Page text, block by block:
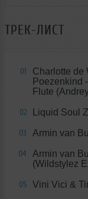
ТРЕК-ЛИСТ
01
Charlotte de
Poezenkind
Flute
02 Liquid Soul
03 Armin van
04
Armin van
(Wildstylez
05 Vini Vici &